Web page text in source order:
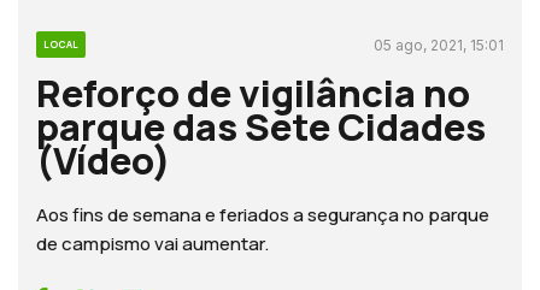
LOCAL 05 ago, 2021, 15:01
Reforço de vigilância no
parque das Sete Cidades
(Vídeo)
Aos fins de semana e feriados a segurança no parque
de campismo vai aumentar.